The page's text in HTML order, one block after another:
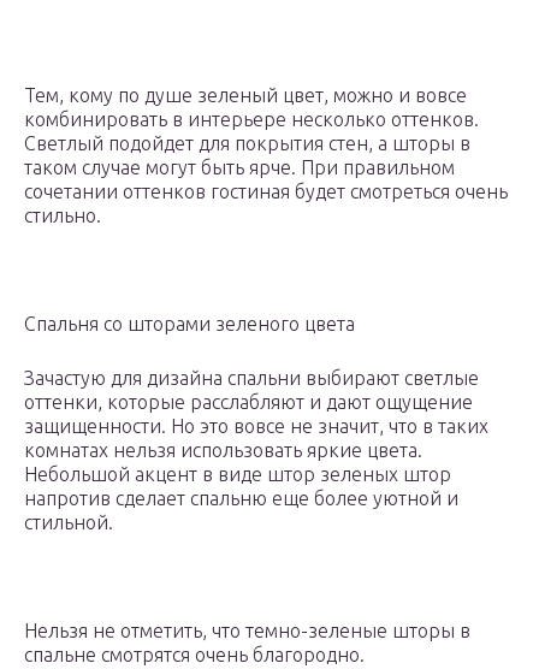
Тем, кому по душе зеленый цвет, можно и вовсе
комбинировать в интерьере несколько оттенков.
Светлый подойдет для покрытия стен, а шторы в
таком случае могут быть ярче. При правильном
сочетании оттенков гостиная будет смотреться очень
стильно.
Спальня со шторами зеленого цвета
Зачастую для дизайна спальни выбирают светлые
оттенки, которые расслабляют и дают ощущение
защищенности. Но это вовсе не значит, что в таких
комнатах нельзя использовать яркие цвета.
Небольшой акцент в виде штор зеленых штор
напротив сделает спальню еще более уютной и
стильной.
Нельзя не отметить, что темно-зеленые шторы в
спальне смотрятся очень благородно.